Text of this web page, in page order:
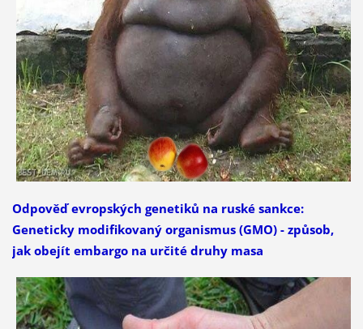
Odpověď evropských genetiků na ruské sankce:
Geneticky modifikovaný organismus (GMO) - způsob,
jak obejít embargo na určité druhy masa